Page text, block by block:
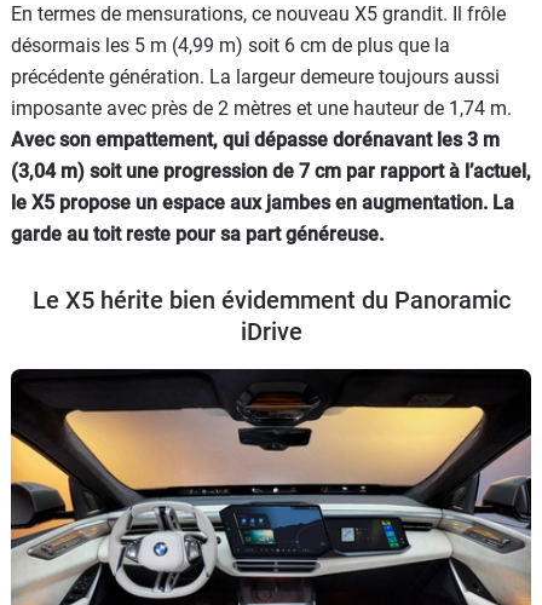
En termes de mensurations, ce nouveau X5 grandit. Il frôle
désormais les 5 m (4,99 m) soit 6 cm de plus que la
précédente génération. La largeur demeure toujours aussi
imposante avec près de 2 mètres et une hauteur de 1,74 m.
Avec son empattement, qui dépasse dorénavant les 3 m
(3,04 m) soit une progression de 7 cm par rapport à l’actuel,
le X5 propose un espace aux jambes en augmentation. La
garde au toit reste pour sa part généreuse.
Le X5 hérite bien évidemment du Panoramic
iDrive